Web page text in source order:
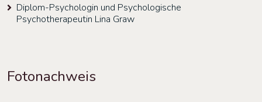
Diplom-Psychologin und Psychologische
Psychotherapeutin Lina Graw
Fotonachweis